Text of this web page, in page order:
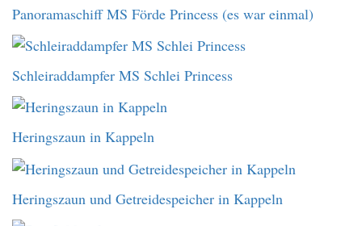
Panoramaschiff MS Förde Princess (es war einmal)
Schleiraddampfer MS Schlei Princess
Heringszaun in Kappeln
Heringszaun und Getreidespeicher in Kappeln